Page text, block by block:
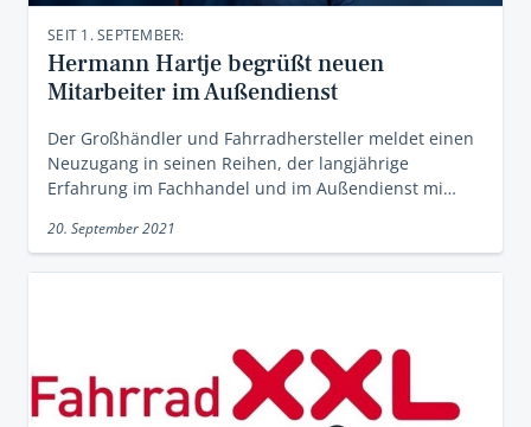
SEIT 1. SEPTEMBER:
Hermann Hartje begrüßt neuen
Mitarbeiter im Außendienst
Der Großhändler und Fahrradhersteller meldet einen
Neuzugang in seinen Reihen, der langjährige
Erfahrung im Fachhandel und im Außendienst mi…
20. September 2021